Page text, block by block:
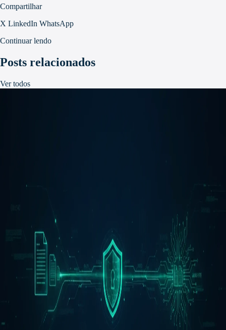
Compartilhar
X LinkedIn WhatsApp
Continuar lendo
Posts relacionados
Ver todos